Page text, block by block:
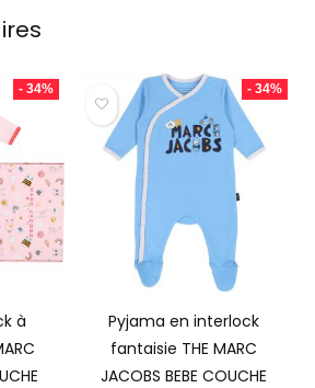
- 34%
à
- 34%
Pyjama en interlock
fantaisie THE MARC
JACOBS BEBE COUCHE